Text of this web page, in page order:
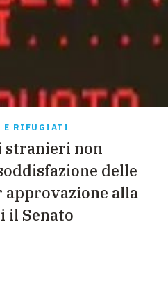
E RIFUGIATI
stranieri non
delle
approvazione alla
il Senato